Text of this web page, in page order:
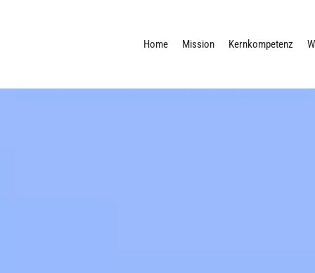
Home Mission Kernkompetenz